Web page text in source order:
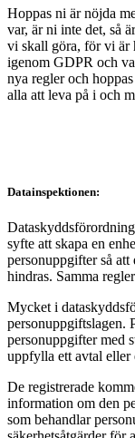
Hoppas ni är nöjda
var, är ni inte det, så
vi skall göra, för vi är
igenom GDPR och
nya regler och
alla att leva på i och
Datainspektionen:
syfte att skapa en
personuppgifter så
hindras. Samma
Mycket i
personuppgiftslagen.
personuppgifter med
uppfylla ett avtal eller
De registrerade
information om den
som behandlar